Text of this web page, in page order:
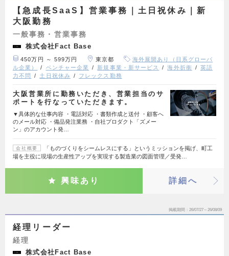
【急成長SaaS】営業事務｜土日祝休み｜新
大阪勤務
一般事務・営業事務
株式会社Fact Base
450万円 ～ 599万円 東京都
海外展開あり（日系グローバ
ル企業）
ベンチャー企業 新規事業・新サービス 海外折衝
英語
力不問
土日祝休み フレックス勤務
大阪営業所に勤務いただき、営業担当のサ
ポートを行なっていただきます。
▼具体的な仕事内容 ・電話対応 ・書類作成と送付 ・顧客へ
のメール対応 ・備品発注業務 ・自社プロダクト「ズメー
ン」のアカウント発…
会社概要
「ものづくりをシームレスにする」というミッションを掲げ、町工
場を主役に現場の生産性アップを実現する製造業の図面管理／受発…
興味あり 詳細へ
掲載期間 26/07/27～26/08/09
経理リーダー
経理
株式会社Fact Base